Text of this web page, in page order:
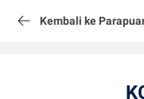
Kembali ke